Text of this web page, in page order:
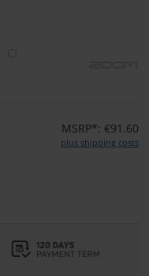
MSRP*: €91.60
plus shipping costs